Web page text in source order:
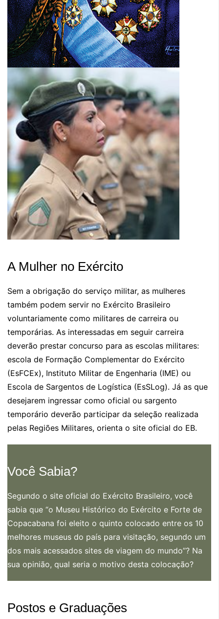
A Mulher no Exército
Sem a obrigação do serviço militar, as mulheres
também podem servir no Exército Brasileiro
voluntariamente como militares de carreira ou
temporárias. As interessadas em seguir carreira
deverão prestar concurso para as escolas militares:
escola de Formação Complementar do Exército
(EsFCEx), Instituto Militar de Engenharia (IME) ou
Escola de Sargentos de Logística (EsSLog). Já as que
desejarem ingressar como oficial ou sargento
temporário deverão participar da seleção realizada
pelas Regiões Militares, orienta o site oficial do EB.
Você Sabia?
Segundo o site oficial do Exército Brasileiro, você
sabia que “o Museu Histórico do Exército e Forte de
Copacabana foi eleito o quinto colocado entre os 10
melhores museus do país para visitação, segundo um
dos mais acessados sites de viagem do mundo”? Na
sua opinião, qual seria o motivo desta colocação?
Postos e Graduações